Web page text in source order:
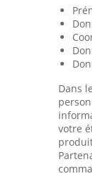
Dans
votre